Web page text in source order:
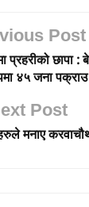
Post
छापा :
४५ जना पक्राउ
Post
मनाए